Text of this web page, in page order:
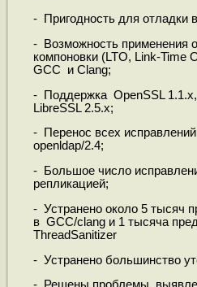
- Пригодность для отладки
- Возможность применения
компоновки (LTO, Link-Time
GCC и Clang;
- Поддержка OpenSSL
LibreSSL 2.5.x;
- Перенос всех
openldap/2.4;
- Большое число
репликацией;
- Устранено около 5 тысяч
в GCC/clang и 1 тысяча
ThreadSanitizer
- Устранено большинство